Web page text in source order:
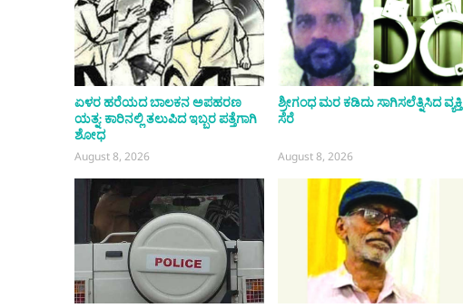
ಏಳರ ಹರೆಯದ ಬಾಲಕನ ಅಪಹರಣ
ಯತ್ನ: ಕಾರಿನಲ್ಲಿ ತಲುಪಿದ ಇಬ್ಬರ ಪತ್ತೆಗಾಗಿ
ಶೋಧ
August 8, 2026
ಶ್ರೀಗಂಧ ಮರ ಕಡಿದು ಸಾಗಿಸಲೆತ್ನಿಸಿದ ವ್ಯಕ್ತಿ
ಸೆರೆ
August 8, 2026